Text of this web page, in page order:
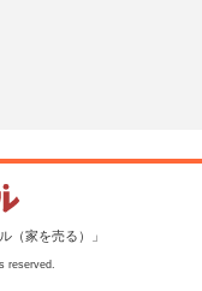
（家を売る）」
reserved.